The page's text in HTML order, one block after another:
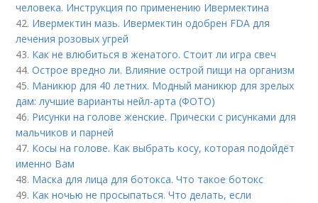
человека. Инструкция по применению Ивермектина
42. Ивермектин мазь. Ивермектин одобрен FDA для
лечения розовых угрей
43. Как не влюбиться в женатого. Стоит ли игра свеч
44.Острое вредно ли. Влияние острой пищи на организм
45. Маникюр для 40 летних. Модный маникюр для зрелых
дам: лучшие варианты нейл-арта (ФОТО)
46. Рисунки на голове женские. Прически с рисунками для
мальчиков и парней
47. Косы на голове. Как выбрать косу, которая подойдёт
именно Вам
48. Маска для лица для ботокса. Что такое ботокс
49. Как ночью не просыпаться. Что делать, если